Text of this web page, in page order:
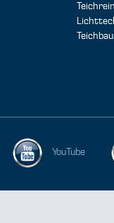
Teichbau
YouTube